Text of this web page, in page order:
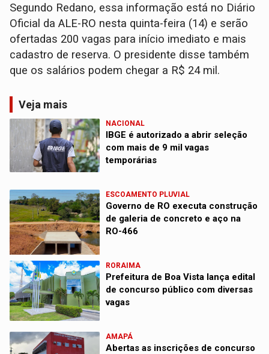
Segundo Redano, essa informação está no Diário
Oficial da ALE-RO nesta quinta-feira (14) e serão
ofertadas 200 vagas para início imediato e mais
cadastro de reserva. O presidente disse também
que os salários podem chegar a R$ 24 mil.
Veja mais
NACIONAL
IBGE é autorizado a abrir seleção
com mais de 9 mil vagas
temporárias
ESCOAMENTO PLUVIAL
Governo de RO executa construção
de galeria de concreto e aço na
RO-466
RORAIMA
Prefeitura de Boa Vista lança edital
de concurso público com diversas
vagas
AMAPÁ
Abertas as inscrições de concurso